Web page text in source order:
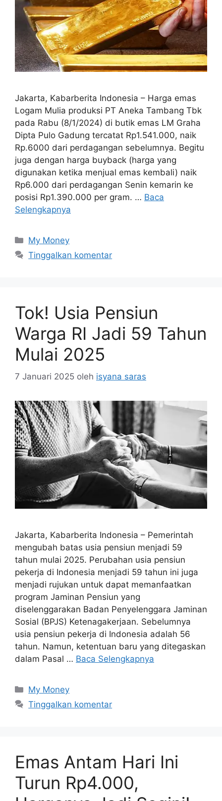
Jakarta, Kabarberita Indonesia – Harga emas
Logam Mulia produksi PT Aneka Tambang Tbk
pada Rabu (8/1/2024) di butik emas LM Graha
Dipta Pulo Gadung tercatat Rp1.541.000, naik
Rp.6000 dari perdagangan sebelumnya. Begitu
juga dengan harga buyback (harga yang
digunakan ketika menjual emas kembali) naik
Rp6.000 dari perdagangan Senin kemarin ke
posisi Rp1.390.000 per gram. … Baca
Selengkapnya
Kategori
My Money
Tinggalkan komentar
Tok! Usia Pensiun
Warga RI Jadi 59 Tahun
Mulai 2025
7 Januari 2025 oleh isyana saras
Jakarta, Kabarberita Indonesia – Pemerintah
mengubah batas usia pensiun menjadi 59
tahun mulai 2025. Perubahan usia pensiun
pekerja di Indonesia menjadi 59 tahun ini juga
menjadi rujukan untuk dapat memanfaatkan
program Jaminan Pensiun yang
diselenggarakan Badan Penyelenggara Jaminan
Sosial (BPJS) Ketenagakerjaan. Sebelumnya
usia pensiun pekerja di Indonesia adalah 56
tahun. Namun, ketentuan baru yang ditegaskan
dalam Pasal … Baca Selengkapnya
Kategori
My Money
Tinggalkan komentar
Emas Antam Hari Ini
Turun Rp4.000,